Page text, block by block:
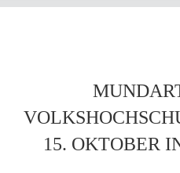
15. OKTOBER